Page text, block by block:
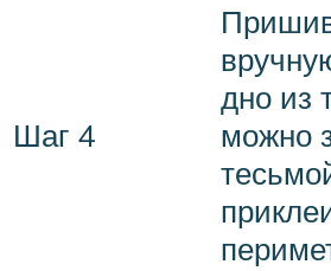
Шаг 4
дно из
можно